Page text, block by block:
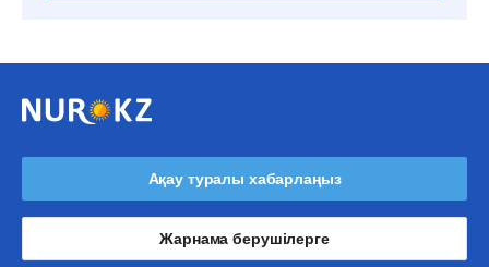
Ақау туралы хабарлаңыз
Жарнама берушілерге